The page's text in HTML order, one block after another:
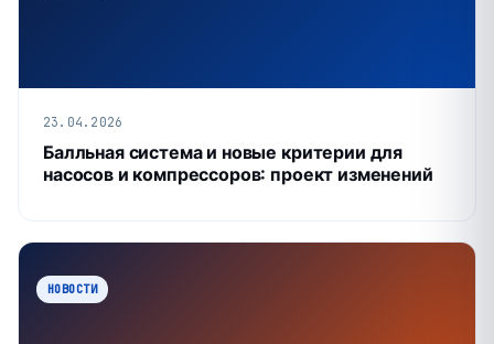
23.04.2026
Балльная система и новые критерии для
насосов и компрессоров: проект изменений
НОВОСТИ